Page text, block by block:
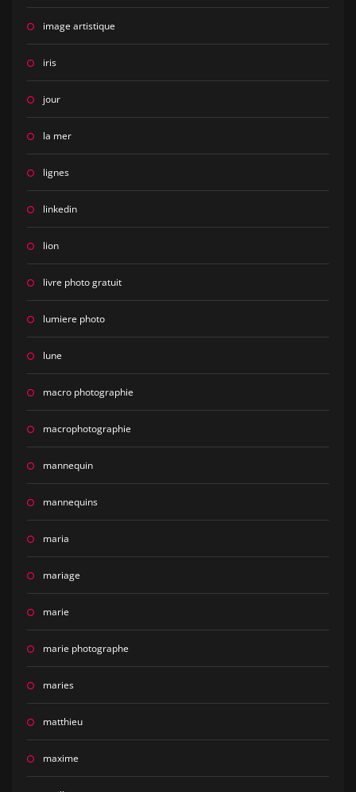
image artistique
iris
jour
la mer
lignes
linkedin
lion
livre photo gratuit
lumiere photo
lune
macro photographie
macrophotographie
mannequin
mannequins
maria
mariage
marie
marie photographe
maries
matthieu
maxime